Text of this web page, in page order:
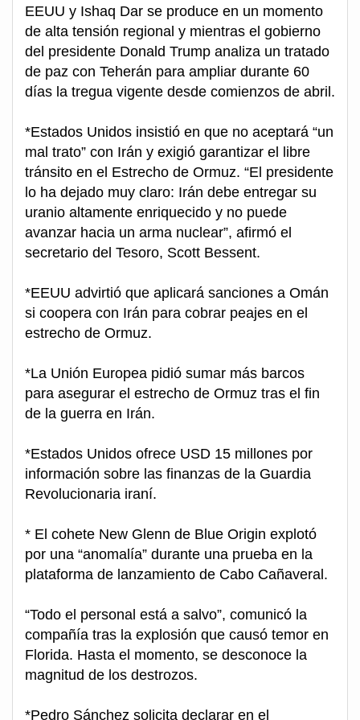
EEUU y Ishaq Dar se produce en un momento
de alta tensión regional y mientras el gobierno
del presidente Donald Trump analiza un tratado
de paz con Teherán para ampliar durante 60
días la tregua vigente desde comienzos de abril.
*Estados Unidos insistió en que no aceptará “un
mal trato” con Irán y exigió garantizar el libre
tránsito en el Estrecho de Ormuz. “El presidente
lo ha dejado muy claro: Irán debe entregar su
uranio altamente enriquecido y no puede
avanzar hacia un arma nuclear”, afirmó el
secretario del Tesoro, Scott Bessent.
*EEUU advirtió que aplicará sanciones a Omán
si coopera con Irán para cobrar peajes en el
estrecho de Ormuz.
*La Unión Europea pidió sumar más barcos
para asegurar el estrecho de Ormuz tras el fin
de la guerra en Irán.
*Estados Unidos ofrece USD 15 millones por
información sobre las finanzas de la Guardia
Revolucionaria iraní.
* El cohete New Glenn de Blue Origin explotó
por una “anomalía” durante una prueba en la
plataforma de lanzamiento de Cabo Cañaveral.
“Todo el personal está a salvo”, comunicó la
compañía tras la explosión que causó temor en
Florida. Hasta el momento, se desconoce la
magnitud de los destrozos.
*Pedro Sánchez solicita declarar en el